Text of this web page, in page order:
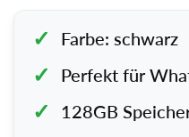
Farbe: schwarz
Perfekt für
128GB